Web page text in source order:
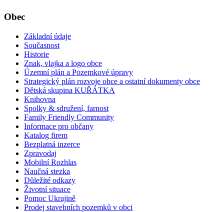
Obec
Základní údaje
Současnost
Historie
Znak, vlajka a logo obce
Územní plán a Pozemkové úpravy
Strategický plán rozvoje obce a ostatní dokumenty obce
Dětská skupina KUŘÁTKA
Knihovna
Spolky & sdružení, farnost
Family Friendly Community
Informace pro občany
Katalog firem
Bezplatná inzerce
Zpravodaj
Mobilní Rozhlas
Naučná stezka
Důležité odkazy
Životní situace
Pomoc Ukrajině
Prodej stavebních pozemků v obci